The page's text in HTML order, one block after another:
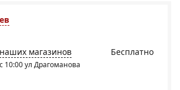
Бесплатно
наших магазинов
10:00 ул Драгоманова